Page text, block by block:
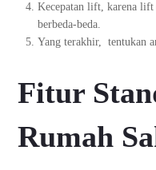
Kecepatan lift, karena lift
berbeda-beda.
Yang terakhir, tentukan
Fitur
Rumah